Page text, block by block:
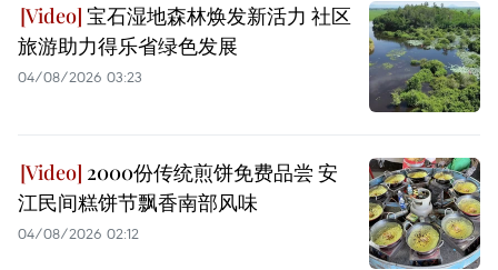
宝石湿地森林焕发新活力 社区
旅游助力得乐省绿色发展
04/08/2026 03:23
2000份传统煎饼免费品尝 安
江民间糕饼节飘香南部风味
04/08/2026 02:12